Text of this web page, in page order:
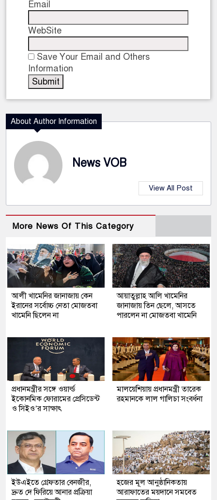
Email
WebSite
Save Your Email and Others
Information
About Author Information
News VOB
View All Post
More News Of This Category
আলী খামেনির জানাজায় কেন
ইরানের সর্বোচ্চ নেতা মোজতবা
খামেনি ছিলেন না
আয়াতুল্লাহ আলি খামেনির
জানাজায় তিন ছেলে, আসতে
পারলেন না মোজতবা খামেনি
প্রধানমন্ত্রীর সঙ্গে ওয়ার্ল্ড
ইকোনমিক ফোরামের প্রেসিডেন্ট
ও সিইও’র সাক্ষাৎ
মালয়েশিয়ায় প্রধানমন্ত্রী তারেক
রহমানকে লাল গালিচা সংবর্ধনা
ইউএইতে গ্রেফতার বেনজীর,
দ্রুত দে ফিরিয়ে আনার প্রক্রিয়া
হজের মূল আনুষ্ঠানিকতায়
আরাফাতের ময়দানে সমবেত